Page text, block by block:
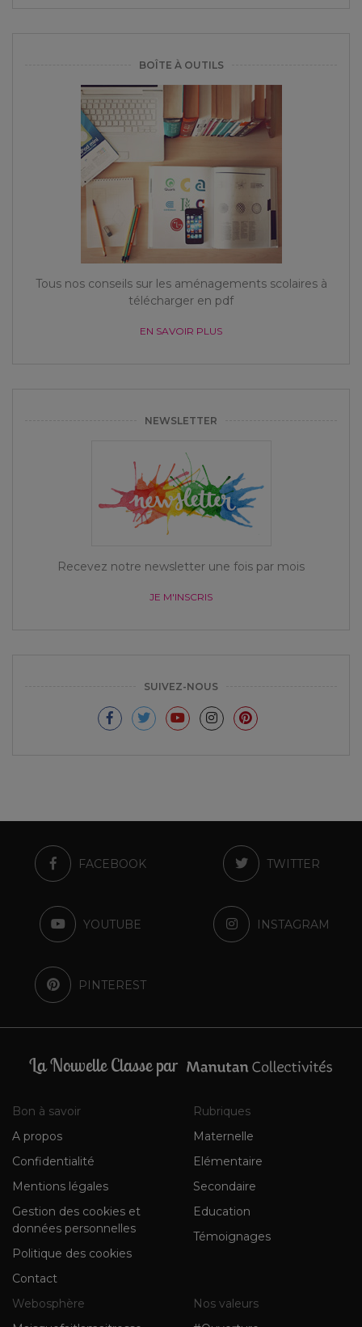
BOÎTE À OUTILS
Tous nos conseils sur les aménagements scolaires à
télécharger en pdf
EN SAVOIR PLUS
NEWSLETTER
Recevez notre newsletter une fois par mois
JE M'INSCRIS
SUIVEZ-NOUS
FACEBOOK TWITTER
YOUTUBE INSTAGRAM
PINTEREST
La Nouvelle Classe par
Bon à savoir
A propos
Confidentialité
Mentions légales
Gestion des cookies et
données personnelles
Politique des cookies
Contact
Rubriques
Maternelle
Elémentaire
Secondaire
Education
Témoignages
Webosphère
Nos valeurs